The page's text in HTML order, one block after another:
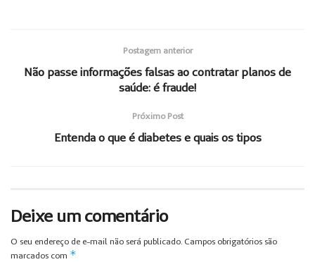
Postagem anterior
Não passe informações falsas ao contratar planos de
saúde: é fraude!
Próximo Post
Entenda o que é diabetes e quais os tipos
Deixe um comentário
O seu endereço de e-mail não será publicado. Campos obrigatórios são
marcados com *